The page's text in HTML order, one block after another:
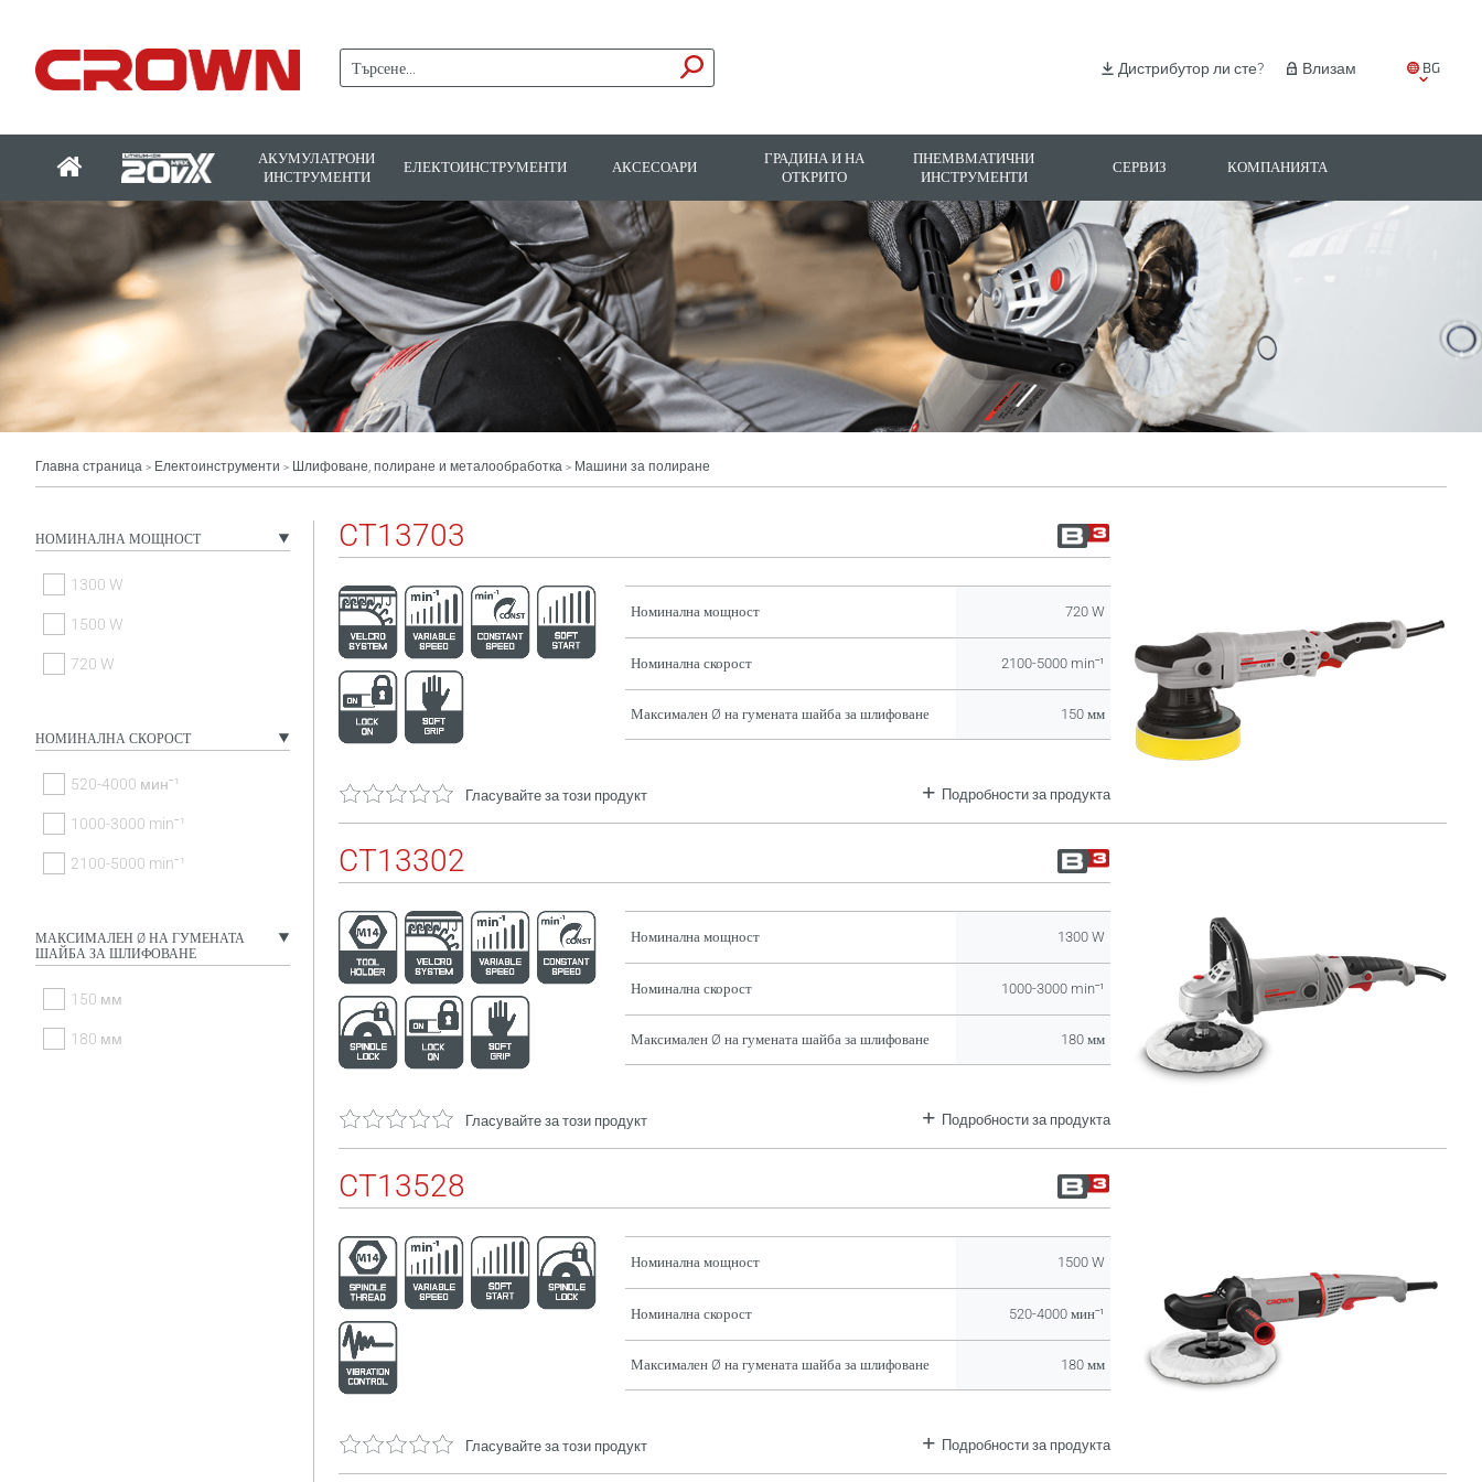
BG
Влизам
Дистрибутор ли сте?
АКУМУЛАТРОНИ
ИНСТРУМЕНТИ
ЕЛЕКТОИНСТРУМЕНТИ АКСЕСОАРИ
ГРАДИНА И НА
ОТКРИТО
ПНЕМВМАТИЧНИ
ИНСТРУМЕНТИ
СЕРВИЗ КОМПАНИЯТА
Главна страница > Електоинструменти > Шлифоване, полиране и металообработка > Машини за полиране
НОМИНАЛНА МОЩНОСТ
1300 W
1500 W
720 W
НОМИНАЛНА СКОРОСТ
520-4000 минˉ¹
1000-3000 minˉ¹
2100-5000 minˉ¹
МАКСИМАЛЕН Ø НА ГУМЕНАТА
ШАЙБА ЗА ШЛИФОВАНЕ
150 мм
180 мм
CT13703
Номинална мощност 720 W
Номинална скорост 2100-5000 minˉ¹
Максимален Ø на гумената шайба за шлифоване 150 мм
Гласувайте за този продукт Подробности за продукта
CT13302
Номинална мощност 1300 W
Номинална скорост 1000-3000 minˉ¹
Максимален Ø на гумената шайба за шлифоване 180 мм
Гласувайте за този продукт Подробности за продукта
CT13528
Номинална мощност 1500 W
Номинална скорост 520-4000 минˉ¹
Максимален Ø на гумената шайба за шлифоване 180 мм
Гласувайте за този продукт Подробности за продукта